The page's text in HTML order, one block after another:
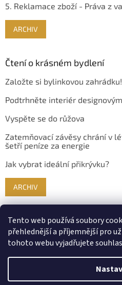
Tento web používá soubory
přehlednější a příjemnější pro
tohoto webu vyjadřujete
5. Reklamace zboží - Práva z
ARCHIV
Čtení o krásném bydlení
Založte si bylinkovou zahrádku!
Podtrhněte interiér
Vyspěte se do růžova
Zatemňovací závěsy chrání v
šetří peníze za energie
Jak vybrat ideální přikrývku?
ARCHIV